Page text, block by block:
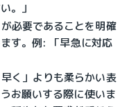
。」
必要であることを明確
す。例: 「早急に対応
早く」よりも柔らかい表
お願いする際に使いま